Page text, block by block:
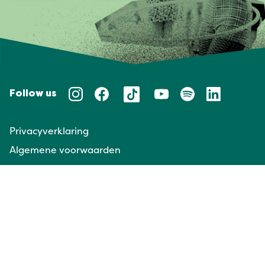
Follow us
Privacyverklaring
Algemene voorwaarden
Huisregels